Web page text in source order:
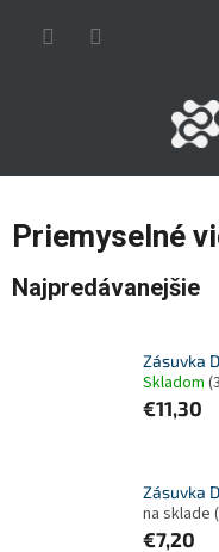
Priemyselné
Najpredávanejšie
Zásuvka
Skladom
€11,30
Zásuvka
na sklade
€7,20